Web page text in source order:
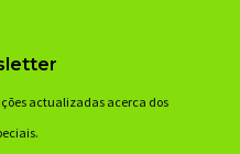
actualizadas acerca dos